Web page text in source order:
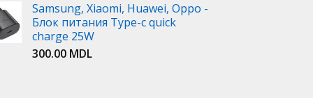
Samsung, Xiaomi, Huawei, Oppo -
Блок питания Type-c quick
charge 25W
300.00 MDL